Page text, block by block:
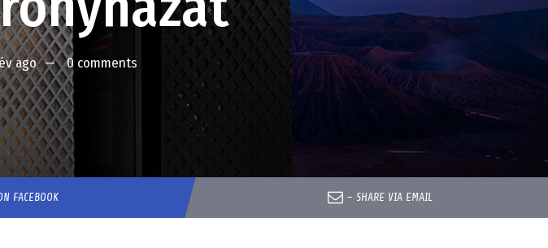
ago 0 comments
FACEBOOK – SHARE VIA EMAIL